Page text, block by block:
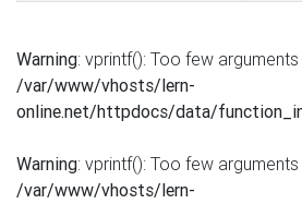
Warning: vprintf(): Too few arguments
/var/www/vhosts/lern-
online.net/httpdocs/data/
Warning: vprintf(): Too few arguments
/var/www/vhosts/lern-